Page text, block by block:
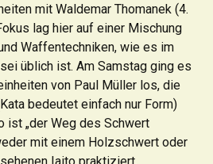
mit Waldemar Thomanek (4.
lag hier auf einer Mischung
Waffentechniken, wie es im
üblich ist. Am Samstag ging es
von Paul Müller los, die
bedeutet einfach nur Form)
ist „der Weg des Schwert
mit einem Holzschwert oder